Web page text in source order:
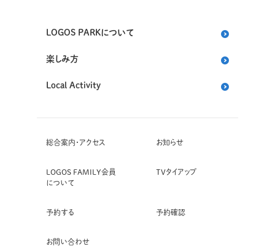
LOGOS PARKについて
楽しみ方
Local Activity
総合案内・アクセス お知らせ
LOGOS FAMILY会員
について
TVタイアップ
予約する 予約確認
お問い合わせ